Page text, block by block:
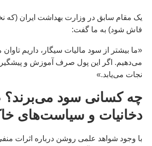
یک مقام سابق در وزارت بهداشت ایران (که
فاش شود) به ما گفت:
«ما بیشتر از سود مالیات سیگار، داریم تاوان
می‌دهیم. اگر این پول صرف آموزش و
نجات می‌یابد.»
چه کسانی سود
دخانیات و سیاست‌های
با وجود شواهد علمی روشن درباره اثرات